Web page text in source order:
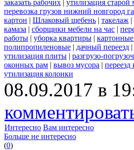
заказать рабочих | утилизация старой
перевозка грузов нижний новгород
картон | Шлаковый щебень | такелаж |
камаза | сборщики мебели на час |
работы | уборка квартиры |
полипропиленовые | дачный переезд |
утилизация плиты | разгрузо-
оконных рам | вывоз мусора | переезд
утилизация колонки
08.09.2017 в
Интересно Вам интересно
Больше не интересно
(0)